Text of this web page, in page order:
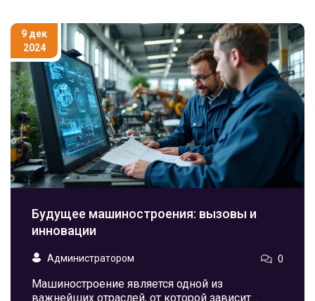
9 дек
2024
Будущее машиностроения: вызовы и
инновации
Администратором 0
Машиностроение является одной из
важнейших отраслей, от которой зависит